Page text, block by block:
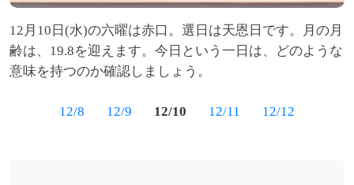
12月10日(水)の六曜は赤口。選日は天恩日です。月の月
齢は、19.8を迎えます。今日という一日は、どのような
意味を持つのか確認しましょう。
12/8 12/9 12/10 12/11 12/12